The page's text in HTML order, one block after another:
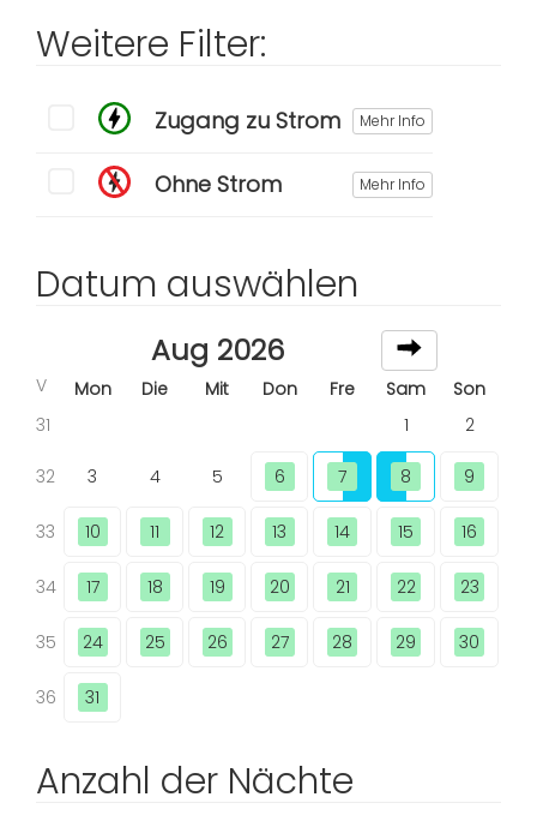
Weitere Filter:
Zugang zu Strom Mehr Info
Ohne Strom Mehr Info
Datum auswählen
Aug 2026
V Mon Die Mit Don Fre Sam
Son
31
1 2
32 3 4 5 6 7 8 9
33 10 11 12 13 14 15 16
34 17 18 19 20 21 22 23
35 24 25 26 27 28 29 30
36 31
Anzahl der Nächte